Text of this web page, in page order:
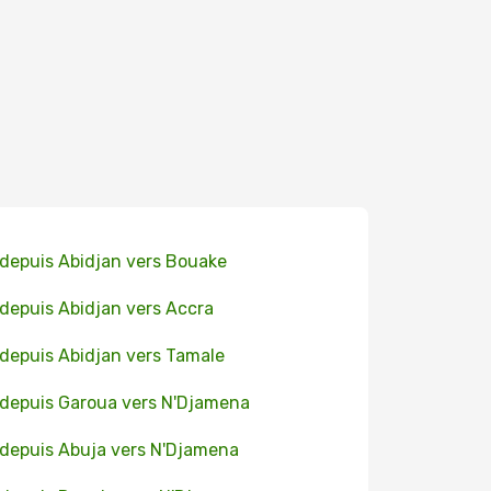
Abidjan vers Bouake
Abidjan vers Accra
Abidjan vers Tamale
Garoua vers N'Djamena
Abuja vers N'Djamena